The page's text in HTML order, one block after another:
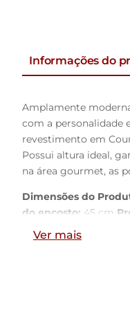
Informações do
Amplamente
com a personalidade
revestimento em
Possui altura ideal,
na área gourmet, as
Dimensões do
do encosto: 45 cm
Características:
Ver mais